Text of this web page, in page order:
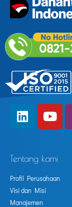
Tentang kami
Profil Perusahaan
Visi dan Misi
Manajemen